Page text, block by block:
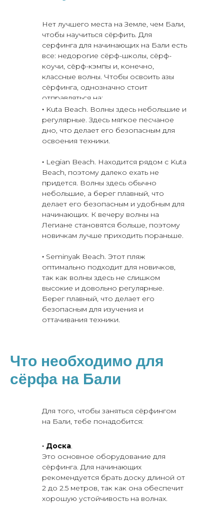
Нет лучшего места на Земле, чем Бали,
чтобы научиться сёрфить. Для
серфинга для начинающих на Бали есть
все: недорогие сёрф-школы, сёрф-
коучи, сёрф-кэмпы и, конечно,
классные волны. Чтобы освоить азы
сёрфинга, однозначно стоит
отправляться на:
· Kuta Beach. Волны здесь небольшие и
регулярные. Здесь мягкое песчаное
дно, что делает его безопасным для
освоения техники.
· Legian Beach. Находится рядом с Kuta
Beach, поэтому далеко ехать не
придется. Волны здесь обычно
небольшие, а берег плавный, что
делает его безопасным и удобным для
начинающих. К вечеру волны на
Легиане становятся больше, поэтому
новичкам лучше приходить пораньше.
· Seminyak Beach. Этот пляж
оптимально подходит для новичков,
так как волны здесь не слишком
высокие и довольно регулярные.
Берег плавный, что делает его
безопасным для изучения и
оттачивания техники.
Что необходимо для
сёрфа на Бали
Для того, чтобы заняться сёрфингом
на Бали, тебе понадобится:
· Доска.
Это основное оборудование для
сёрфинга. Для начинающих
рекомендуется брать доску длиной от
2 до 2.5 метров, так как она обеспечит
хорошую устойчивость на волнах.